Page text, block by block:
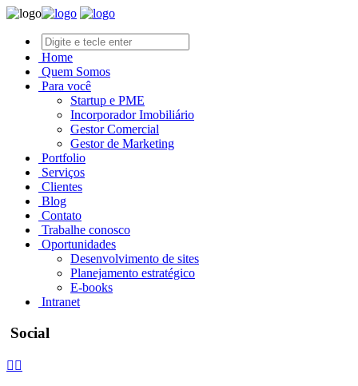
Home
Quem Somos
Para você
Startup e PME
Incorporador Imobiliário
Gestor Comercial
Gestor de Marketing
Portfolio
Serviços
Clientes
Blog
Contato
Trabalhe conosco
Oportunidades
Desenvolvimento de sites
Planejamento estratégico
E-books
Intranet
Social
 